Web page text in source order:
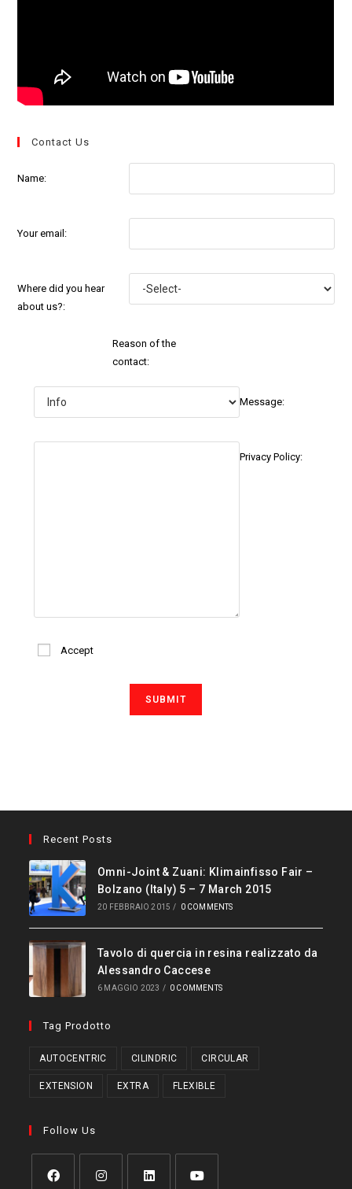
Contact Us
Name:
Your email:
Where did you hear
about us?:
Reason of the
contact:
Message:
Privacy Policy:
Accept
Recent Posts
Omni-Joint & Zuani: Klimainfisso Fair –
Bolzano (Italy) 5 – 7 March 2015
20 FEBBRAIO 2015 / 0 COMMENTS
Tavolo di quercia in resina realizzato da
Alessandro Caccese
6 MAGGIO 2023 / 0 COMMENTS
Tag Prodotto
AUTOCENTRIC CILINDRIC CIRCULAR
EXTENSION EXTRA FLEXIBLE
Follow Us